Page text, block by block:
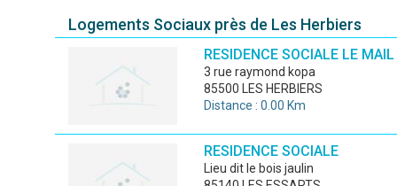
Logements Sociaux près de Les Herbiers
RESIDENCE SOCIALE LE MAIL
3 rue raymond kopa
85500 LES HERBIERS
Distance : 0.00 Km
RESIDENCE SOCIALE
lieu dit le bois jaulin